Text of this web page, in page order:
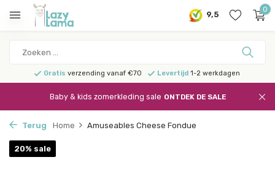
9,5
0
Gratis verzending vanaf €70 Levertijd1-2 werkdagen
Baby & kids zomerkleding sale ONTDEK DE SALE
Terug Home Amuseables Cheese Fondue
20% sale